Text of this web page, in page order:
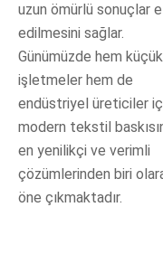
uzun ömürlü sonuçlar
edilmesini sağlar.
Günümüzde hem küçük
işletmeler hem de
endüstriyel üreticiler
modern tekstil
en yenilikçi ve verimli
çözümlerinden biri
öne çıkmaktadır.